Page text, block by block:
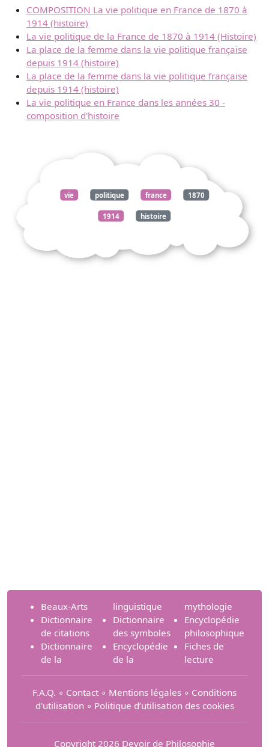
COMPOSITION La vie politique en France de 1870 à
1914 (histoire)
La vie politique de la France de 1870 à 1914 (Histoire)
La place de la femme dans la vie politique française
depuis 1914 (histoire)
La place de la femme dans la vie politique française
depuis 1914 (histoire)
La vie politique en France dans les années 30 -
composition d'histoire
vie politique france 1870
1914 histoire
Beaux-Arts
Dictionnaire
de citations
Dictionnaire
de la
linguistique
Dictionnaire
des symboles
Encyclopédie
de la
mythologie
Encyclopédie
philosophique
Fiches de
lecture
F.A.Q. ∘ Contact ∘ Mentions légales ∘ Conditions
d'utilisation ∘ Politique d’utilisation des cookies
Copyright 2026 Devoir de Philosophie